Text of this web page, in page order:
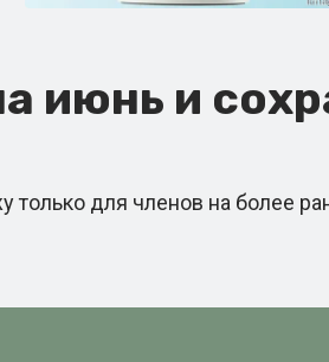
июнь и
для членов на более